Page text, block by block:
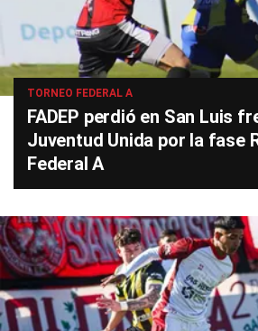
TORNEO FEDERAL A
FADEP perdió en San Luis
Juventud Unida por la fase
Federal A